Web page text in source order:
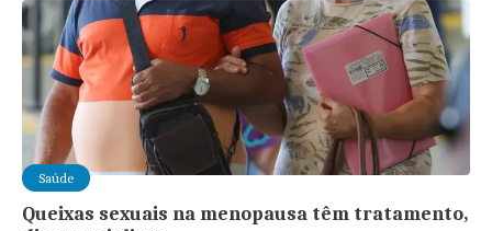
Saúde
Queixas sexuais na menopausa têm tratamento,